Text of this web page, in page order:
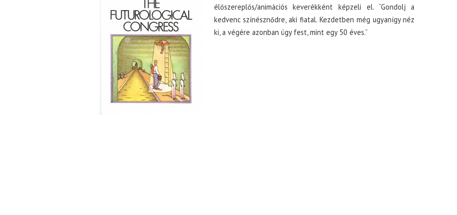
élőszereplős/animációs keverékként képzeli el. “Gondolj a
kedvenc színésznődre, aki fiatal. Kezdetben még ugyanígy néz
ki, a végére azonban úgy fest, mint egy 50 éves.”